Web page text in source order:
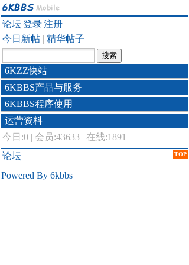
论坛|登录|注册
今日新帖 | 精华帖子
6KZZ快站
6KBBS产品与服务
6KBBS程序使用
运营资料
今日:0 | 会员:43633 | 在线:1891
TOP
论坛
Powered By 6kbbs